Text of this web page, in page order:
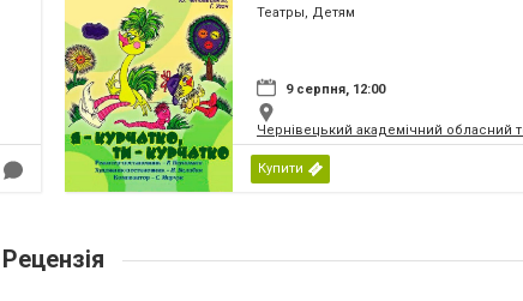
(Чернівецький театр ляльок)
Театры, Детям
9 серпня, 12:00
Чернівецький академічний обласний
Купити
Рецензія